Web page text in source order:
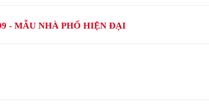
- MẪU NHÀ PHỐ HIỆN ĐẠI